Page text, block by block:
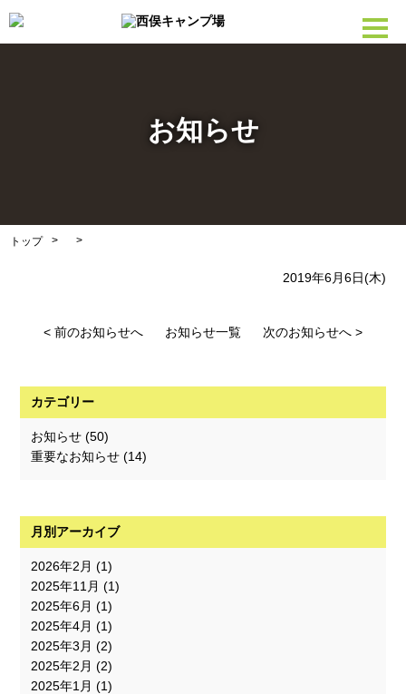
お知らせ
トップ > >
2019年6月6日(木)
< 前のお知らせへ お知らせ一覧 次のお知らせへ >
カテゴリー
お知らせ (50)
重要なお知らせ (14)
月別アーカイブ
2026年2月 (1)
2025年11月 (1)
2025年6月 (1)
2025年4月 (1)
2025年3月 (2)
2025年2月 (2)
2025年1月 (1)